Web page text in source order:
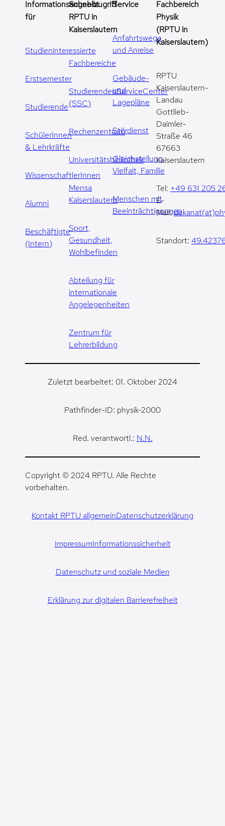
Informationsangebot
für
Studieninteressierte
Erstsemester
Studierende
SchülerInnen
& Lehrkräfte
WissenschaftlerInnen
Alumni
Beschäftigte
(Intern)
Schnellzugriff
RPTU in
Kaiserslautern
Fachbereiche
StudierendenServiceCenter
(SSC)
Rechenzentrum
Universitätsbibliothek
Mensa
Kaiserslautern
Sport,
Gesundheit,
Wohlbefinden
Abteilung für
internationale
Angelegenheiten
Zentrum für
Lehrerbildung
Service
Anfahrtswege
und Anreise
Gebäude-
und
Lagepläne
Stördienst
Gleichstellung,
Vielfalt, Familie
Menschen mit
Beeinträchtigungen
Fachbereich
Physik
(RPTU in
Kaiserslautern)
RPTU
Kaiserslautern-
Landau
Gottlieb-
Daimler-
Straße 46
67663
Kaiserslautern
Tel: +49 631 205
E-
Mail:
Standort:
Zuletzt bearbeitet: 01. Oktober 2024
Pathfinder-ID: physik-2000
Red. verantwortl.: N.N.
Copyright © 2024 RPTU. Alle Rechte
vorbehalten.
Kontakt RPTU allgemeinDatenschutzerklärung
ImpressumInformationssicherheit
Datenschutz und soziale Medien
Erklärung zur digitalen Barrierefreiheit